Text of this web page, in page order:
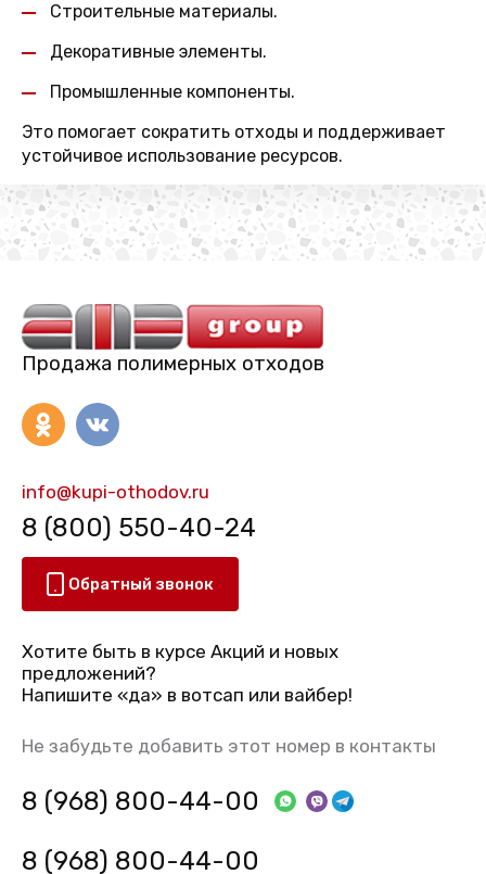
Строительные материалы.
Декоративные элементы.
Промышленные компоненты.
Это помогает сократить отходы и поддерживает
устойчивое использование ресурсов.
Продажа полимерных отходов
info@kupi-othodov.ru
8 (800) 550-40-24
Обратный звонок
Хотите быть в курсе Акций и новых
предложений?
Напишите «да» в вотсап или вайбер!
Не забудьте добавить этот номер в контакты
8 (968) 800-44-00
8 (968) 800-44-00